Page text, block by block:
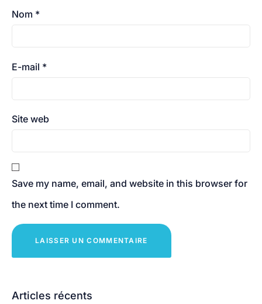
Nom *
E-mail *
Site web
Save my name, email, and website in this browser for
the next time I comment.
Articles récents